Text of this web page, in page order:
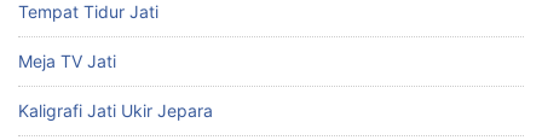
Tempat Tidur Jati
Meja TV Jati
Kaligrafi Jati Ukir Jepara